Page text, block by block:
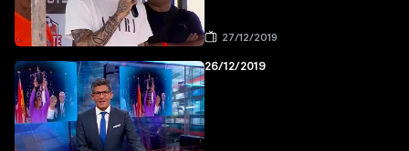
27/12/2019
26/12/2019